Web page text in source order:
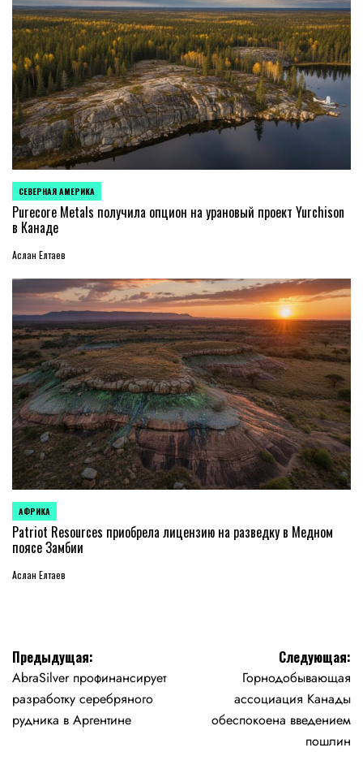
ОПУБЛИКОВАНО
В
СЕВЕРНАЯ АМЕРИКА
Purecore Metals получила опцион на урановый проект Yurchison
в Канаде
Аслан Елтаев
ОПУБЛИКОВАНО
В
АФРИКА
Patriot Resources приобрела лицензию на разведку в Медном
поясе Замбии
Аслан Елтаев
Навигация
по
записям
Предыдущая:
AbraSilver профинансирует
разработку серебряного
рудника в Аргентине
Следующая:
Горнодобывающая
ассоциация Канады
обеспокоена введением
пошлин